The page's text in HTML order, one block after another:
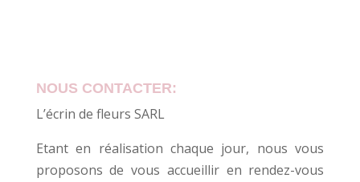
NOUS CONTACTER:
L’écrin de fleurs SARL
Etant en réalisation chaque jour, nous vous
proposons de vous accueillir en rendez-vous